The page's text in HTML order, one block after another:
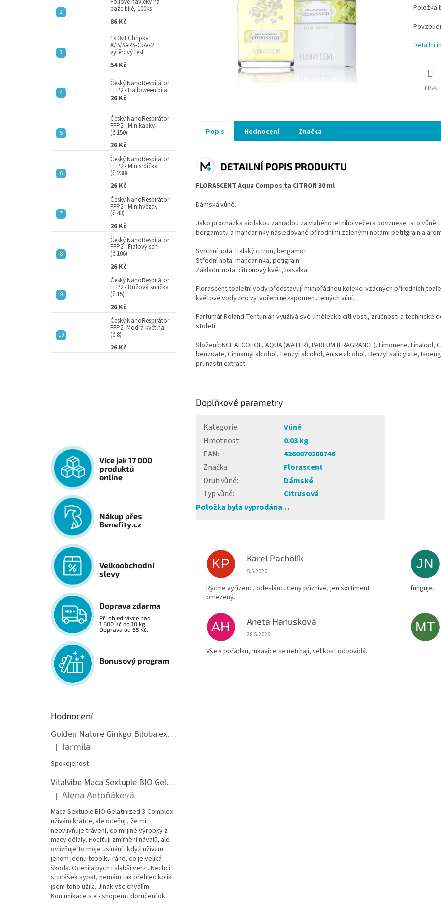
paže bílé, 100ks
86 Kč
1x 3v1 Chřipka
A/B/SARS-CoV-2
výtěrový test
54 Kč
Český NanoRespirátor
FFP2 - Halloween bílá
26 Kč
Český NanoRespirátor
FFP2 - Minikapky
(č.150)
26 Kč
Český NanoRespirátor
FFP2 - Minisrdíčka
(č.238)
26 Kč
Český NanoRespirátor
FFP2 - Minihvězdy
(č.43)
26 Kč
Český NanoRespirátor
FFP2 - Fialový sen
(č.106)
26 Kč
Český NanoRespirátor
FFP2 - Růžová srdíčka
(č.15)
26 Kč
Český NanoRespirátor
FFP2 -Modrá květina
(č.8)
26 Kč
Více jak 17 000
produktů
online
Nákup přes
Benefity.cz
Velkoobchodní
slevy
Doprava zdarma
Při objednávce nad
1 800 Kč do 10 kg.
Doprava od 65 Kč.
Bonusový program
Hodnocení
Golden Nature Ginkgo Biloba extrakt 50:1 60mg, 100 kapslí
Hodnocení produktu je 5 z 5 hvězdiček.
| Jarmila
Spokojenost
Vitalvibe Maca Sextuple BIO Gelatinized 3-Complex, 60 kapslí
Hodnocení produktu je 5 z 5 hvězdiček.
| Alena Antoňáková
Maca Sextuple BIO Gelatinized 3-Complex -
užívám krátce, ale oceňuji, že mi
neovlivňuje trávení, co mi jiné výrobky z
macy dělaly. Pociťuji zmírnění návalů, ale
ovlivňuje to moje usínání i když užívám
jenom jednu tobolku ráno, co je veliká
škoda. Ocenila bych i slabší verzi. Nechci
si prášek sypat, nemám tak přehled kolik
jsem toho užila. Jinak vše chválím.
Komunikace s e - shopem i doručení ok.
Položka
Detailní
TISK
Popis Hodnocení Značka
DETAILNÍ POPIS PRODUKTU
FLORASCENT Aqua Composita CITRON 30 ml
Dámská vůně.
Jako procházka sicilskou zahradou za vlahého letního večera povznese tato
bergamotu a mandarinky následované přírodními zelenými notami petitgrain a
Svrchní nota: Italský citron, bergamot
Střední nota: mandarinka, petigrain
Základní nota: citronový květ, basalka
Florascent toaletní vody představují mimořádnou kolekci vzácných přírodních
květové vody pro vytvoření nezapomenutelných vůní.
Parfumář Roland Tentunian využívá své umělecké citlivosti, zručnosti a technické
století.
Složení: INCI: ALCOHOL, AQUA (WATER), PARFUM (FRAGRANCE), Limonene,
benzoate, Cinnamyl alcohol, Benzyl alcohol, Anise alcohol, Benzyl salicylate,
prunastri extract.
Doplňkové parametry
Kategorie:
Vůně
Hmotnost:
0.03 kg
EAN:
4260070288746
Značka:
Florascent
Druh vůně:
Dámské
Typ vůně:
Citrusová
Položka byla vyprodána…
KP Karel Pacholík
Hodnocení obchodu je 4 z 5 hvězdiček.
5.6.2026
Rychle vyřízeno, odesláno. Ceny příznivé, jen sortiment
omezený.
JN
funguje.
AH Aneta Hanusková
Hodnocení obchodu je 5 z 5 hvězdiček.
28.5.2026
Vše v pořádku, rukavice se netrhají, velikost odpovídá.
MT